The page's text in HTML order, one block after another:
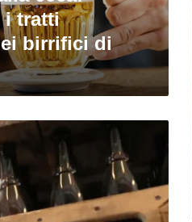
i tratti
birrifici di